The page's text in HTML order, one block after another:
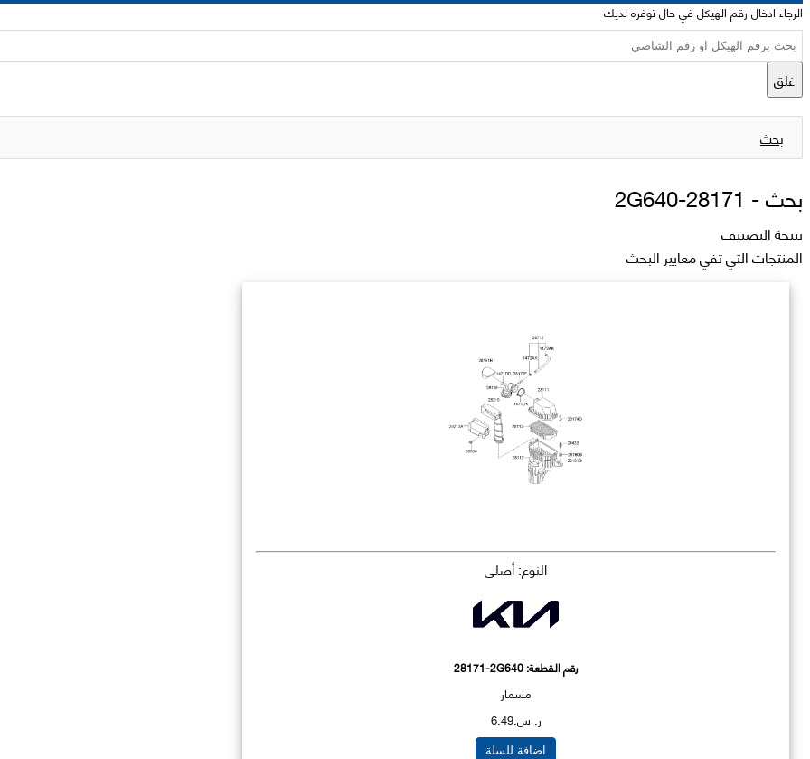
الرجاء ادخال رقم الهيكل في حال توفره لديك
غلق
بحث
بحث - 28171-2G640
نتيجة التصنيف
المنتجات التي تفي معايير البحث
النوع: أصلي
رقم القطعة:28171-2G640
مسمار
ر. س.6.49
اضافة للسلة